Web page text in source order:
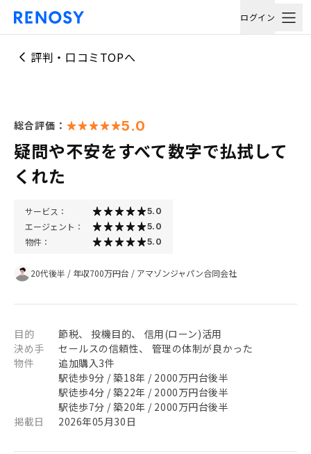
ログイン
評判・口コミTOPへ
総合評価： 5.0
疑問や不安をすべて数字で払拭して
くれた
サービス： 5.0
エージェント： 5.0
物件： 5.0
20代後半 / 年収700万円台 / アマゾンジャパン合同会社
目的
節税、 投機目的、 信用(ローン)活用
決め手
セールスの信頼性、 管理の体制が良かった
物件
追加購入3件
駅徒歩9分 / 築18年 / 2000万円台後半
駅徒歩4分 / 築22年 / 2000万円台後半
駅徒歩7分 / 築20年 / 2000万円台後半
掲載日
2026年05月30日